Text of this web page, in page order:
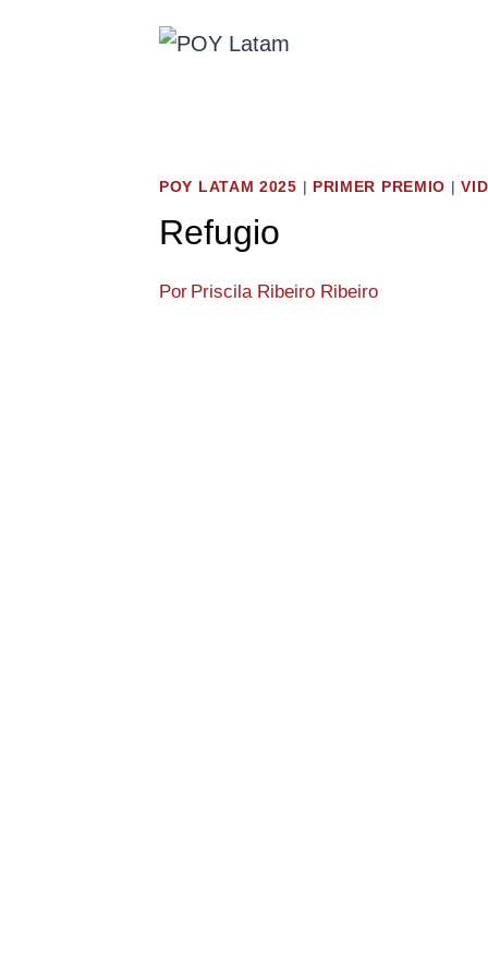
POY LATAM 2025 | PRIMER PREMIO |
Refugio
Por Priscila Ribeiro Ribeiro